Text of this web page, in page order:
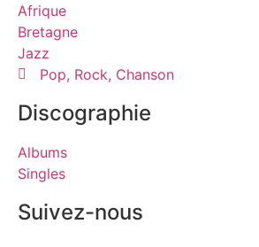
Afrique
Bretagne
Jazz
Pop, Rock, Chanson
Discographie
Albums
Singles
Suivez-nous